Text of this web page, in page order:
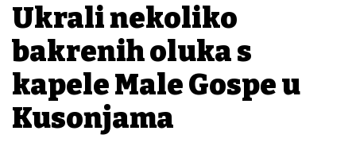
Ukrali nekoliko
bakrenih oluka s
kapele Male Gospe u
Kusonjama